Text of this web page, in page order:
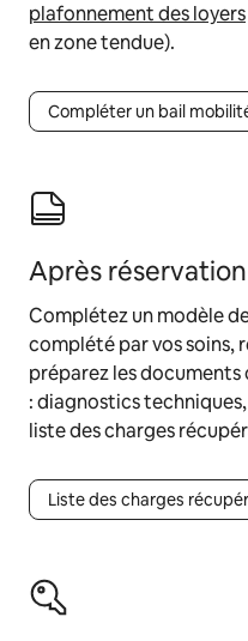
plafonnement des loyers
en zone tendue).
Compléter un bail
Après réservation
Complétez un modèle
complété par vos soins,
préparez les
: diagnostics
liste des charges
Liste des charges